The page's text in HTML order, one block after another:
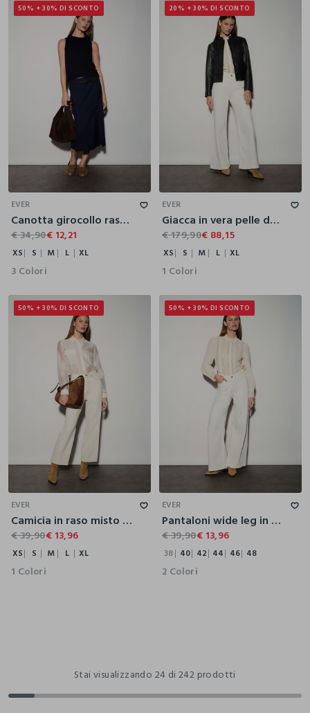
50% + 30% DI SCONTO
EVER
Canotta girocollo rasata donna
€ 34,90€ 12,21
XS S M L XL
3 Colori
20% + 30% DI SCONTO
EVER
Giacca in vera pelle donna
€ 179,90€ 88,15
XS S M L XL
1 Colori
50% + 30% DI SCONTO
M
XL
EVER
Camicia in raso misto viscosa donna
€ 39,90€ 13,96
XS S M L XL
1 Colori
50% + 30% DI SCONTO
44 46
EVER
Pantaloni wide leg in denim donna
€ 39,90€ 13,96
38 40 42 44 46 48
2 Colori
Stai visualizzando 24 di 242 prodotti